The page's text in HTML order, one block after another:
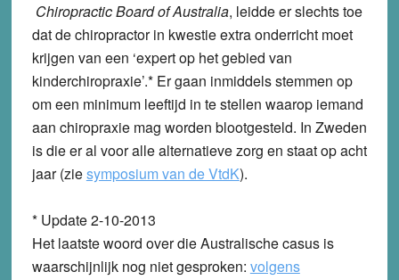
Chiropractic Board of Australia, leidde er slechts toe
dat de chiropractor in kwestie extra onderricht moet
krijgen van een ‘expert op het gebied van
kinderchiropraxie’.* Er gaan inmiddels stemmen op
om een minimum leeftijd in te stellen waarop iemand
aan chiropraxie mag worden blootgesteld. In Zweden
is die er al voor alle alternatieve zorg en staat op acht
jaar (ziesymposium van de VtdK).
* Update 2-10-2013
Het laatste woord over die Australische casus is
waarschijnlijk nog niet gesproken: volgens